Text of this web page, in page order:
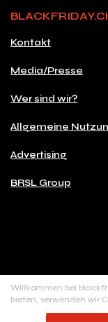
Kontakt
Media/Presse
Wer sind wir?
Allgemeine
Advertising
BRSL Group
©
BRSL digital
Willkommen bei
bieten, verwenden wir